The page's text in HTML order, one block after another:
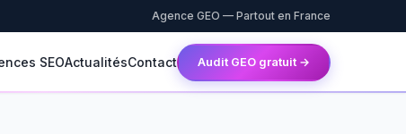
Agence GEO — Partout en France
SEOActualitésContact Audit GEO gratuit →